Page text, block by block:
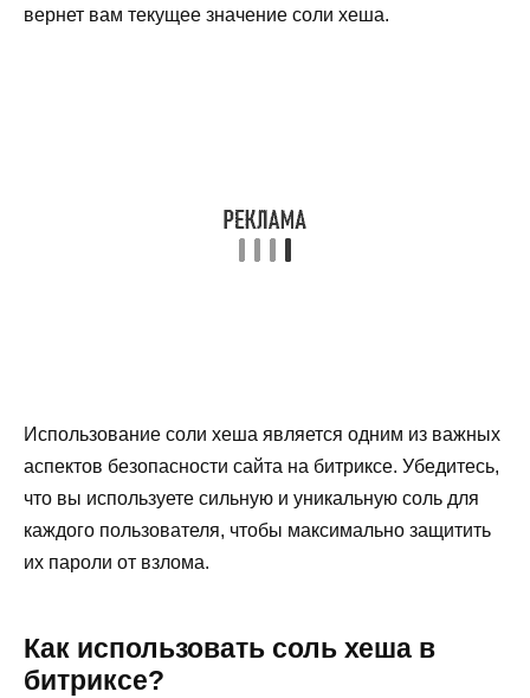
вернет вам текущее значение соли хеша.
Использование соли хеша является одним из важных
аспектов безопасности сайта на битриксе. Убедитесь,
что вы используете сильную и уникальную соль для
каждого пользователя, чтобы максимально защитить
их пароли от взлома.
Как использовать соль хеша в
битриксе?